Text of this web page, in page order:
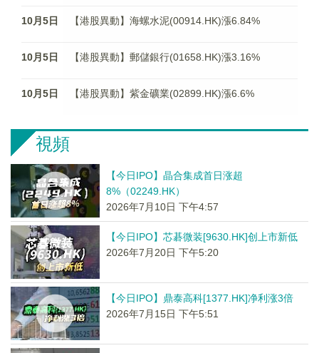
10月5日 【港股異動】海螺水泥(00914.HK)漲6.84%
10月5日 【港股異動】郵儲銀行(01658.HK)漲3.16%
10月5日 【港股異動】紫金礦業(02899.HK)漲6.6%
視頻
【今日IPO】晶合集成首日涨超
8%（02249.HK）
2026年7月10日 下午4:57
【今日IPO】芯碁微装[9630.HK]创上市新低
2026年7月20日 下午5:20
【今日IPO】鼎泰高科[1377.HK]净利涨3倍
2026年7月15日 下午5:51